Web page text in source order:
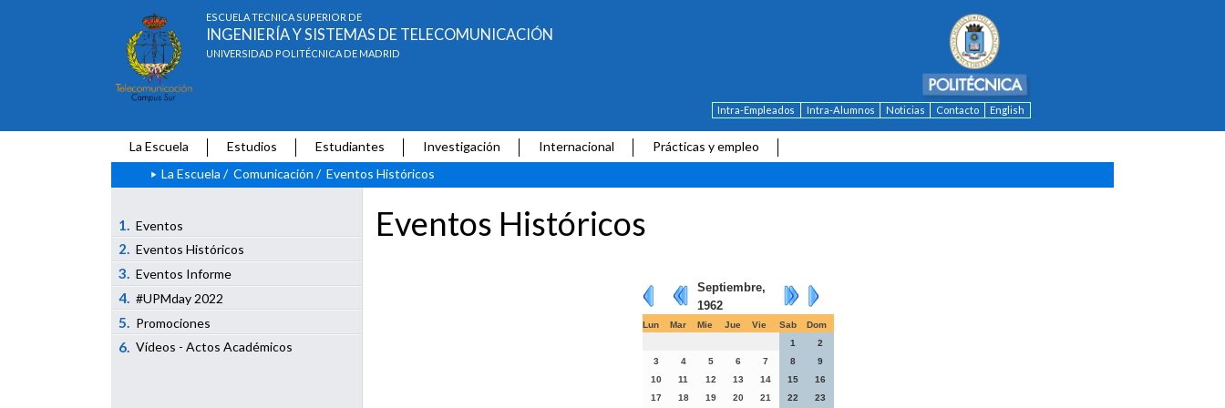
ESCUELA TÉCNICA SUPERIOR DE
INGENIERÍA Y SISTEMAS DE TELECOMUNICACIÓN
UNIVERSIDAD POLITÉCNICA DE MADRID
Intra-Empleados Intra-Alumnos Noticias Contacto English
La Escuela Estudios Estudiantes Investigación Internacional
Prácticas y empleo
La Escuela / Comunicación / Eventos Históricos
1. Eventos
2. Eventos Históricos
3. Eventos Informe
4. #UPMday 2022
5. Promociones
6. Vídeos - Actos Académicos
Eventos Históricos
Septiembre,
1962
Lun Mar Mie Jue Vie Sab
Dom
1
2
3
4 5 6 7 8
9
10
11 12 13 14 15
16
17
18 19 20 21 22 23